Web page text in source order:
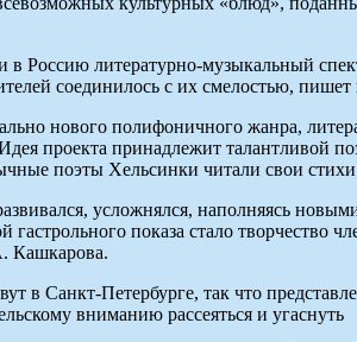
Россию литературно-музыкальный
соединилось с их смелостью, пишет
нового полифоничного жанра,
проекта принадлежит талантливой
поэты Хельсинки читали свои
усложнялся, наполняясь
гастрольного показа стало
Кашкарова.
в Санкт-Петербурге, так что
вниманию рассеяться и угаснуть